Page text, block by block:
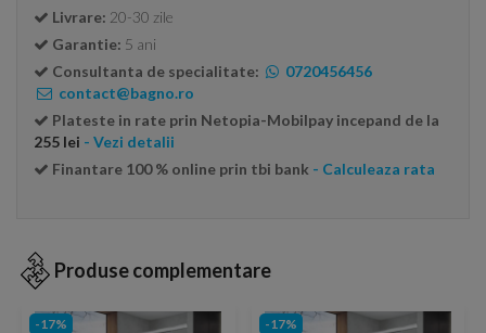
Livrare: 20-30 zile
Garantie: 5 ani
Consultanta de specialitate:
0720456456
contact@bagno.ro
Plateste in rate prin Netopia-Mobilpay incepand de la
255 lei - Vezi detalii
Finantare 100 % online prin tbi bank - Calculeaza rata
Produse complementare
-17% -17%